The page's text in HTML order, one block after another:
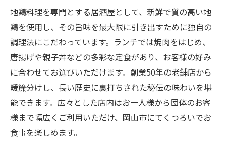
地鶏料理を専門とする居酒屋として、新鮮で質の高い地
鶏を使用し、その旨味を最大限に引き出すために独自の
調理法にこだわっています。ランチでは焼肉をはじめ、
唐揚げや親子丼などの多彩な定食があり、お客様の好み
に合わせてお選びいただけます。創業50年の老舗店から
暖簾分けし、長い歴史に裏打ちされた秘伝の味わいを堪
能できます。広々とした店内はお一人様から団体のお客
様まで幅広くご利用いただけ、岡山市にてくつろいでお
食事を楽しめます。